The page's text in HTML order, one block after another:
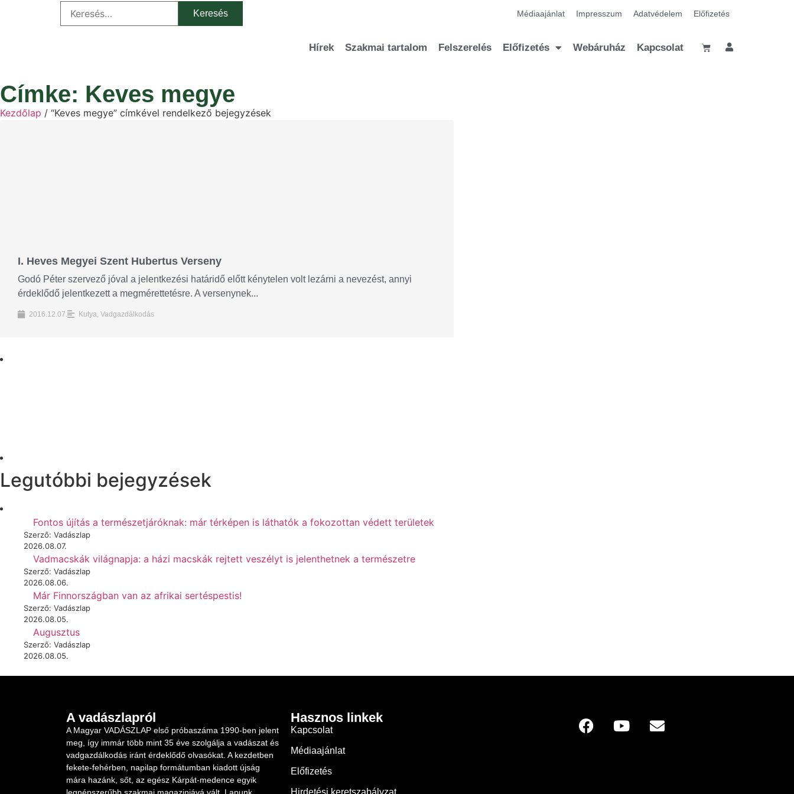
Médiaajánlat Impresszum Adatvédelem Előfizetés
Hírek Szakmai tartalom Felszerelés Előfizetés Webáruház Kapcsolat
Címke: Keves megye
Kezdőlap / “Keves megye” címkével rendelkező bejegyzések
I. Heves Megyei Szent Hubertus Verseny
Godó Péter szervező jóval a jelentkezési határidő előtt kénytelen volt lezárni a nevezést, annyi
érdeklődő jelentkezett a megmérettetésre. A versenynek...
2016.12.07. Kutya, Vadgazdálkodás
Legutóbbi bejegyzések
Fontos újítás a természetjáróknak: már térképen is láthatók a fokozottan védett területek
Szerző: Vadászlap
2026.08.07.
Vadmacskák világnapja: a házi macskák rejtett veszélyt is jelenthetnek a természetre
Szerző: Vadászlap
2026.08.06.
Már Finnországban van az afrikai sertéspestis!
Szerző: Vadászlap
2026.08.05.
Augusztus
Szerző: Vadászlap
2026.08.05.
A vadászlapról
A Magyar VADÁSZLAP első próbaszáma 1990-ben jelent
meg, így immár több mint 35 éve szolgálja a vadászat és
vadgazdálkodás iránt érdeklődő olvasókat. A kezdetben
fekete-fehérben, napilap formátumban kiadott újság
mára hazánk, sőt, az egész Kárpát-medence egyik
legnépszerűbb szakmai magazinjává vált. Lapunk
Hasznos linkek
Kapcsolat
Médiaajánlat
Előfizetés
Hirdetési keretszabályzat